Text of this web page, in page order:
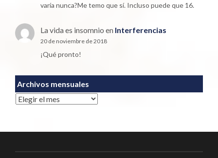
varía nunca?Me temo que sí. Incluso puede que 16.
La vida es insomnio en Interferencias
20 de noviembre de 2018
¡Qué pronto!
Archivos mensuales
Archivos